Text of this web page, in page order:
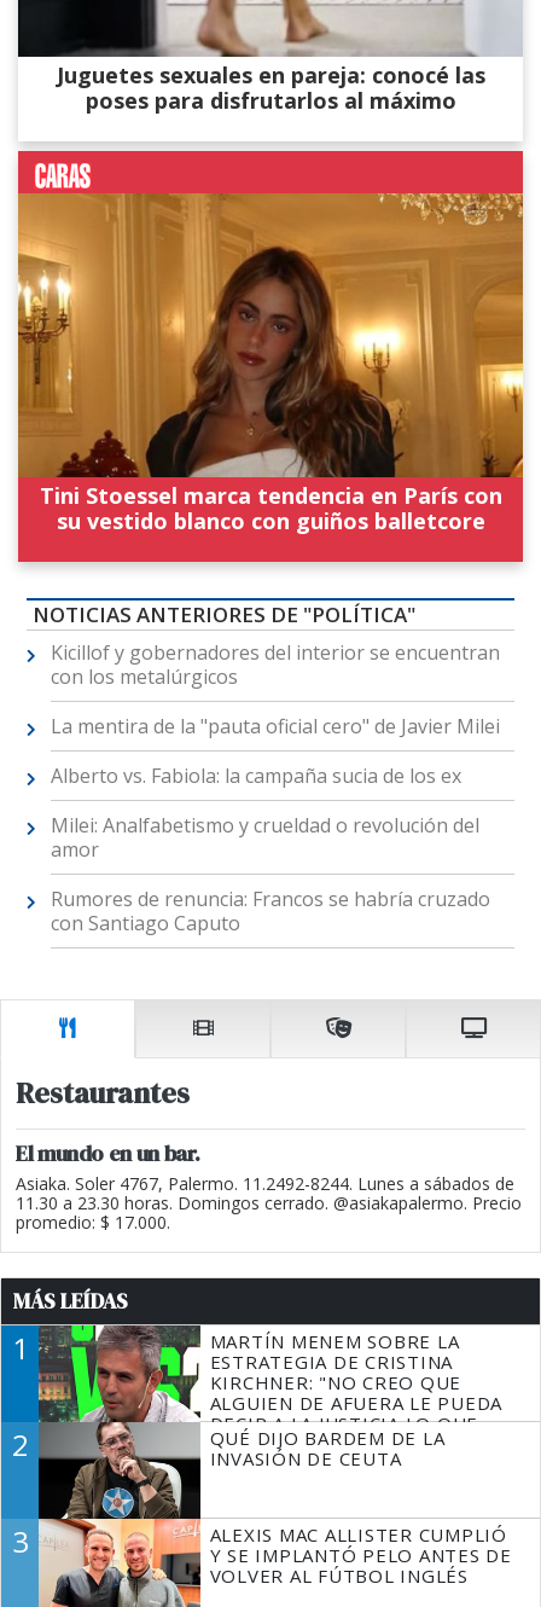
Juguetes sexuales en pareja: conocé las
poses para disfrutarlos al máximo
Tini Stoessel marca tendencia en París con
su vestido blanco con guiños balletcore
NOTICIAS ANTERIORES DE "POLÍTICA"
Kicillof y gobernadores del interior se encuentran
con los metalúrgicos
La mentira de la "pauta oficial cero" de Javier Milei
Alberto vs. Fabiola: la campaña sucia de los ex
Milei: Analfabetismo y crueldad o revolución del
amor
Rumores de renuncia: Francos se habría cruzado
con Santiago Caputo
Restaurantes
El mundo en un bar.
Asiaka. Soler 4767, Palermo. 11.2492-8244. Lunes a sábados de
11.30 a 23.30 horas. Domingos cerrado. @asiakapalermo. Precio
promedio: $ 17.000.
MÁS LEÍDAS
1
MARTÍN MENEM SOBRE LA
ESTRATEGIA DE CRISTINA
KIRCHNER: "NO CREO QUE
ALGUIEN DE AFUERA LE PUEDA
DECIR A LA JUSTICIA LO QUE
TIENE QUE HACER"
2
QUÉ DIJO BARDEM DE LA
INVASIÓN DE CEUTA
3
ALEXIS MAC ALLISTER CUMPLIÓ
Y SE IMPLANTÓ PELO ANTES DE
VOLVER AL FÚTBOL INGLÉS